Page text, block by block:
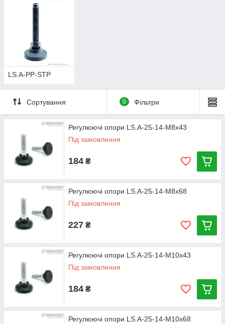
LS.A-PP-STP
Сортування 0 Фільтри
Регулюючі опори LS.A-25-14-M8x43
Під замовлення
184 ₴
Регулюючі опори LS.A-25-14-M8x68
Під замовлення
227 ₴
Регулюючі опори LS.A-25-14-M10x43
Під замовлення
184 ₴
Регулюючі опори LS.A-25-14-M10x68